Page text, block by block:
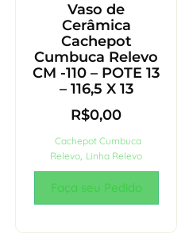
Vaso de
Cerâmica
Cachepot
Cumbuca Relevo
CM -110 – POTE 13
– 116,5 X 13
R$0,00
Cachepot Cumbuca
Relevo, Linha Relevo
Faça seu Pedido